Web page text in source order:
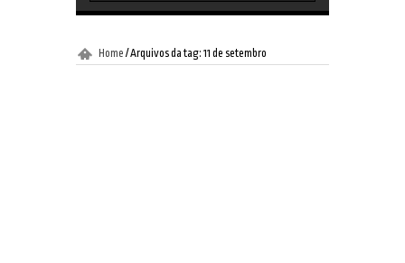
Home /Arquivos da tag: 11 de setembro